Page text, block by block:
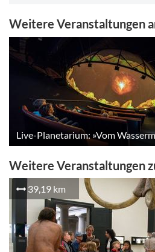
Weitere Veranstaltungen
Weitere Veranstaltungen
39,19 km